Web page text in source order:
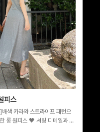
피스
색 카라와 스트라이프 패턴으
롱 원피스 🖤 셔링 디테일과 쫀